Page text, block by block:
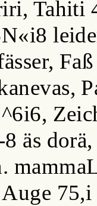
Tahiti
äs